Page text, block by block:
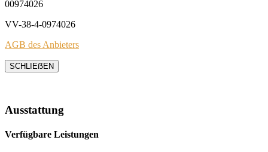
00974026
VV-38-4-0974026
AGB des Anbieters
SCHLIEẞEN
Ausstattung
Verfügbare Leistungen